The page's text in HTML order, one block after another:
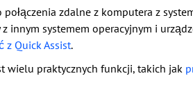
połączenia zdalne z komputera z
innym systemem operacyjnym i
z Quick Assist.
wielu praktycznych funkcji, takich jak